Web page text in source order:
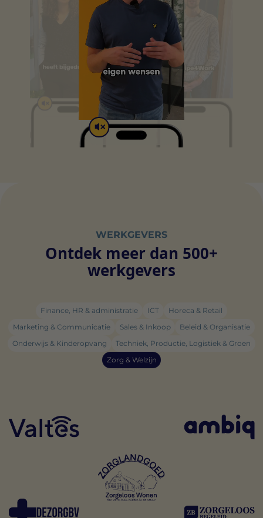
WERKGEVERS
Ontdek meer dan 500+
werkgevers
Finance, HR & administratie ICT
Horeca & Retail
Marketing & Communicatie
Sales & Inkoop
Beleid & Organisatie
Onderwijs & Kinderopvang
Techniek, Productie, Logistiek & Groen
Zorg & Welzijn